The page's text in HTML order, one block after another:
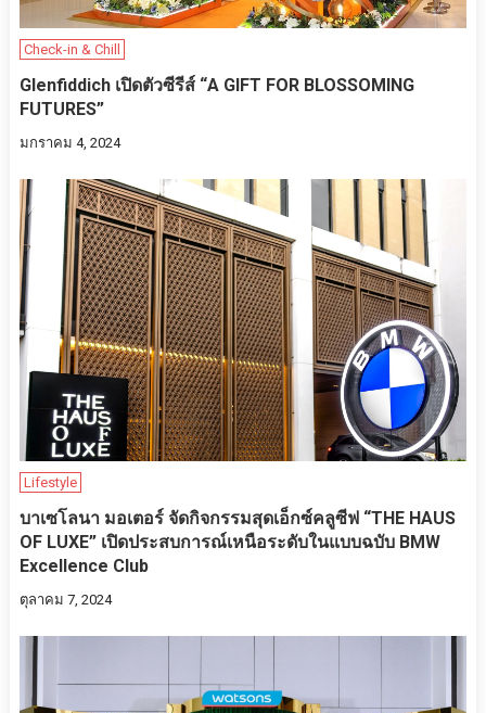
Check-in & Chill
Glenfiddich เปิดตัวซีรีส์ “A GIFT FOR BLOSSOMING
FUTURES”
มกราคม 4, 2024
Lifestyle
บาเซโลนา มอเตอร์ จัดกิจกรรมสุดเอ็กซ์คลูซีฟ “THE HAUS
OF LUXE” เปิดประสบการณ์เหนือระดับในแบบฉบับ BMW
Excellence Club
ตุลาคม 7, 2024